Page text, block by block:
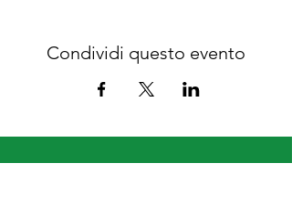
Condividi questo evento